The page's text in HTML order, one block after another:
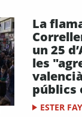
La
un 25
les
públics
ESTER